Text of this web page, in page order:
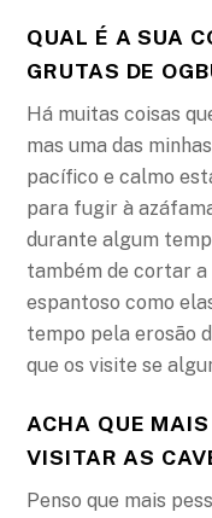
QUAL É A SUA
GRUTAS DE
Há muitas coisas
mas uma das
pacífico e calmo
para fugir à
durante algum
também de cortar
espantoso como
tempo pela erosão
que os visite se
ACHA QUE
VISITAR AS
Penso que mais